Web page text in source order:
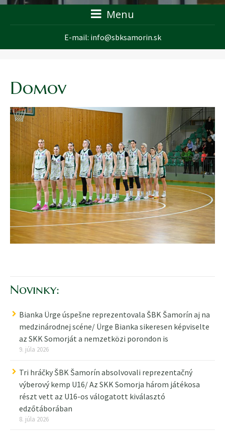
Menu
E-mail: info@sbksamorin.sk
Domov
Novinky:
Bianka Ürge úspešne reprezentovala ŠBK Šamorín aj na
medzinárodnej scéne/ Ürge Bianka sikeresen képviselte
az SKK Somorját a nemzetközi porondon is
9. júla 2026
Tri hráčky ŠBK Šamorín absolvovali reprezentačný
výberový kemp U16/ Az SKK Somorja három játékosa
részt vett az U16-os válogatott kiválasztó
edzőtáborában
8. júla 2026